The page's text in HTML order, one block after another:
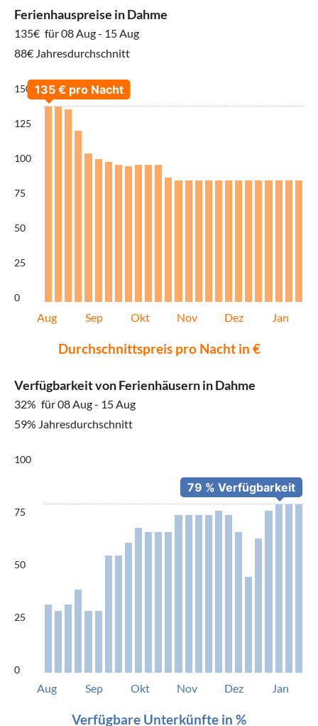
Ferienhauspreise in Dahme
135€ für 08 Aug - 15 Aug
88€ Jahresdurchschnitt
150
125
100
75
50
25
0
Aug Sep Okt Nov Dez Jan
Durchschnittspreis pro Nacht in €
Verfügbarkeit von Ferienhäusern in Dahme
32% für 08 Aug - 15 Aug
59% Jahresdurchschnitt
100
75
50
25
0
Aug Sep Okt Nov Dez Jan
Verfügbare Unterkünfte in %